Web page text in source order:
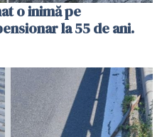
o inimă pe
la 55 de ani.